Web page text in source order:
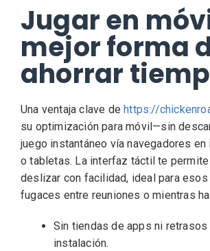
Jugar en
mejor forma
ahorrar
Una ventaja clave de https://
su optimización para móvil—sin
juego instantáneo vía navegadores en
o tabletas. La interfaz táctil te
deslizar con facilidad, ideal para
fugaces entre reuniones o mientras
Sin tiendas de apps ni retrasos
instalación.